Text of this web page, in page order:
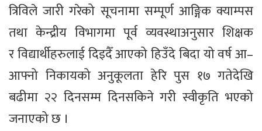
त्रिविले जारी गरेको सूचनामा सम्पूर्ण आङ्गिक क्याम्पस
तथा केन्द्रीय विभागमा पूर्व व्यवस्थाअनुसार शिक्षक
र विद्यार्थीहरुलाई दिइदैँ आएको हिउँदे बिदा यो वर्ष आ–
आफ्नो निकायको अनुकूलता हेरि पुस १७ गतेदेखि
बढीमा २२ दिनसम्म दिनसकिने गरी स्वीकृति भएको
जनाएको छ ।